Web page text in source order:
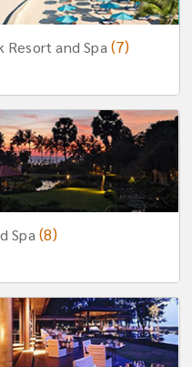
Resort and Spa (7)
Spa (8)